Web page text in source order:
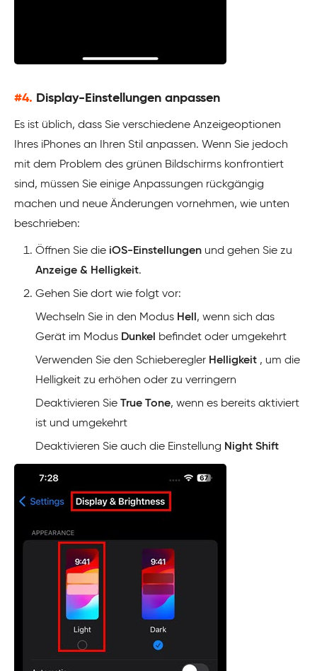
#4. Display-Einstellungen anpassen
Es ist üblich, dass Sie verschiedene Anzeigeoptionen
Ihres iPhones an Ihren Stil anpassen. Wenn Sie jedoch
mit dem Problem des grünen Bildschirms konfrontiert
sind, müssen Sie einige Anpassungen rückgängig
machen und neue Änderungen vornehmen, wie unten
beschrieben:
Öffnen Sie die iOS-Einstellungen und gehen Sie zu
Anzeige & Helligkeit.
Gehen Sie dort wie folgt vor:
Wechseln Sie in den Modus Hell, wenn sich das
Gerät im Modus Dunkel befindet oder umgekehrt
Verwenden Sie den Schieberegler Helligkeit , um die
Helligkeit zu erhöhen oder zu verringern
Deaktivieren Sie True Tone, wenn es bereits aktiviert
ist und umgekehrt
Deaktivieren Sie auch die Einstellung Night Shift